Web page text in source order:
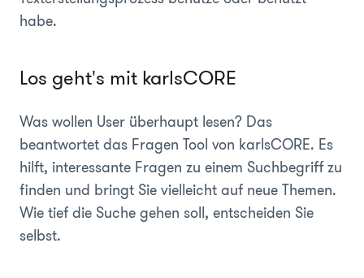
habe.
Los geht's mit karlsCORE
Was wollen User überhaupt lesen? Das
beantwortet das Fragen Tool von karlsCORE. Es
hilft, interessante Fragen zu einem Suchbegriff zu
finden und bringt Sie vielleicht auf neue Themen.
Wie tief die Suche gehen soll, entscheiden Sie
selbst.